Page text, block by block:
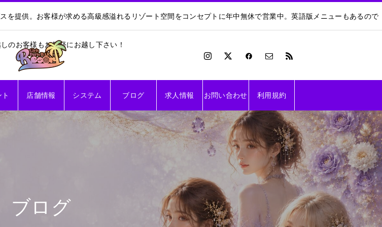
提供。お客様が求める高級感溢れるリゾート空間をコンセプトに年中無休で営業中。英語版メニューもあるので
のお客様もお気軽にお越し下さい！
店舗情報 システム ブログ 求人情報 お問い合わせ 利用規約
ブログ